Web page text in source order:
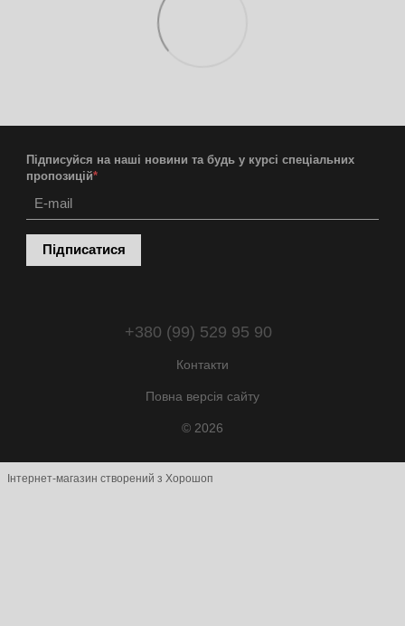
Підписуйся на наші новини та будь у курсі спеціальних
пропозицій*
Підписатися
+380 (99) 529 95 90
Контакти
Повна версія сайту
© 2026
Інтернет-магазин створений з Хорошоп